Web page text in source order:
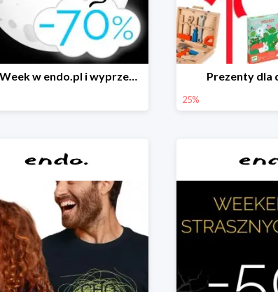
Black Week w endo.pl i wyprzedaże do -70& Prezenty dla
25%